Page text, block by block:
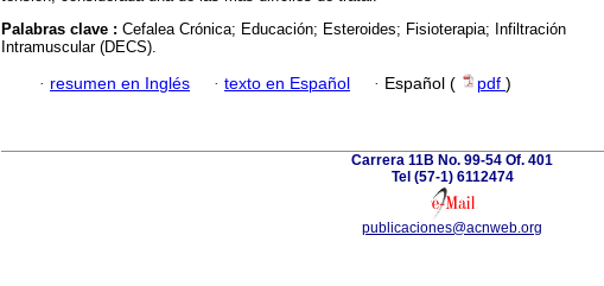
Palabras clave : Cefalea Crónica; Educación; Esteroides; Fisioterapia; Infiltración
Intramuscular (DECS).
· resumen en Inglés · texto en Español · Español ( pdf )
Carrera 11B No. 99-54 Of. 401
Tel (57-1) 6112474
publicaciones@acnweb.org